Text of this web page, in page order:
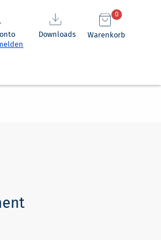
Downloads Warenkorb
0